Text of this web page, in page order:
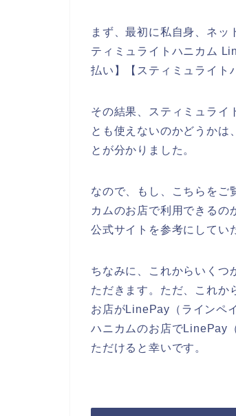
まず、最初に私自身、ネ
ティミュライトハニカム
払い】【スティミュライ
その結果、スティミュライ
とも使えないのかどうかは
とが分かりました。
なので、もし、こちらをご
カムのお店で利用できるの
公式サイトを参考にしてい
ちなみに、これからいくつ
ただきます。ただ、これか
お店がLinePay（ラインペ
ハニカムのお店でLinePay
ただけると幸いです。